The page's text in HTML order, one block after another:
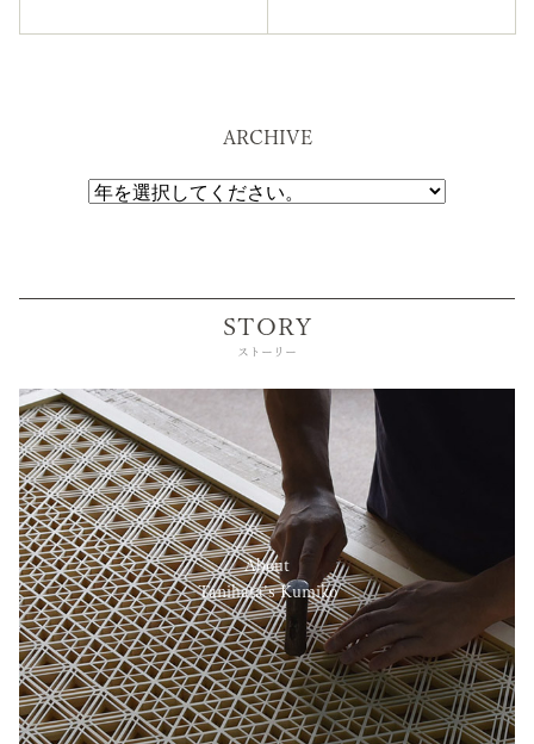
ARCHIVE
STORY
ストーリー
About
Tanihata’s Kumiko